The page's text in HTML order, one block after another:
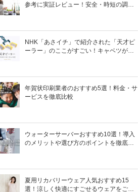
参考に実証レビュー！安全・時短の調理
NHK「あさイチ」で紹介された「天才ピ
ーラー」のここがすごい！キャベツがほ
年賀状印刷業者のおすすめ5選！料金・サ
ービスを徹底比較
ウォーターサーバーおすすめ10選！導入
のメリットや選び方のポイントを徹底解
夏用リカバリーウェア人気おすすめ15
選！涼しく快適にすごせるウェアをご紹